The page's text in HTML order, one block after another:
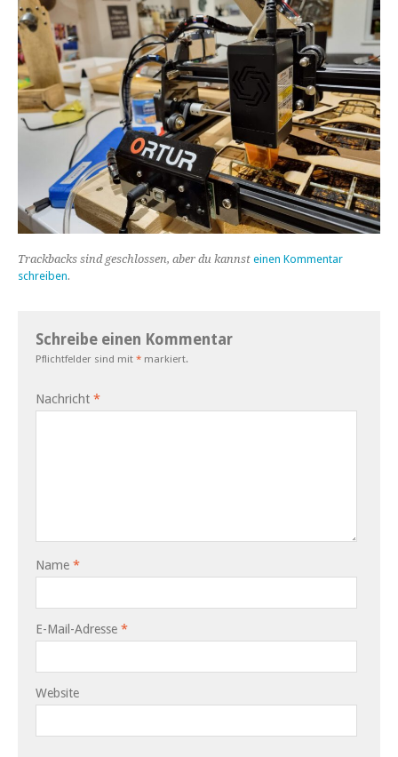
Trackbacks sind geschlossen, aber du kannst einen Kommentar
schreiben.
Schreibe einen Kommentar
Pflichtfelder sind mit * markiert.
Nachricht *
Name *
E-Mail-Adresse *
Website